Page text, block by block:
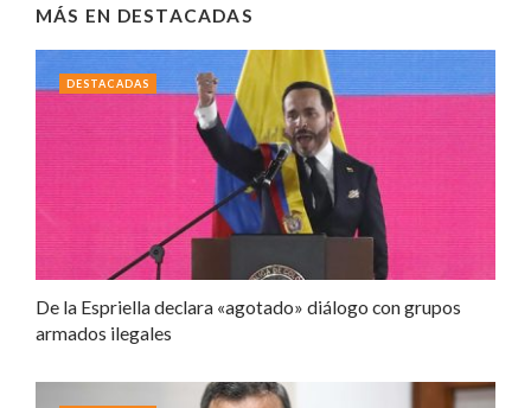
MÁS EN DESTACADAS
De la Espriella declara «agotado» diálogo con grupos
armados ilegales
DESTACADAS